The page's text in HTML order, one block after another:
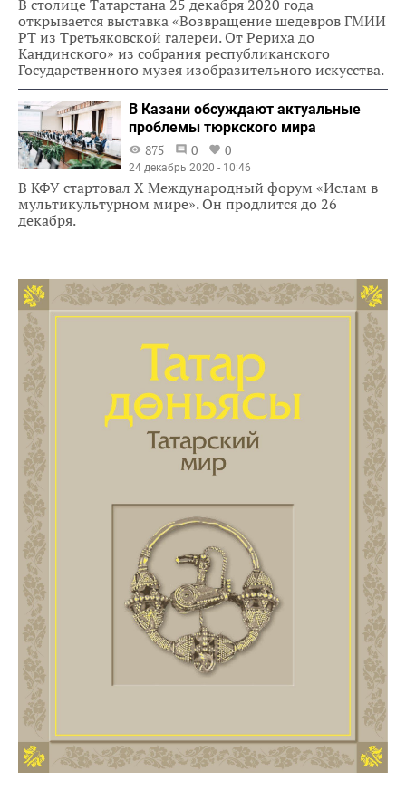
В столице Татарстана 25 декабря 2020 года
открывается выставка «Возвращение шедевров ГМИИ
РТ из Третьяковской галереи. От Рериха до
Кандинского» из собрания республиканского
Государственного музея изобразительного искусства.
В Казани обсуждают актуальные
проблемы тюркского мира
875
0 0
24 декабрь 2020 - 10:46
В КФУ стартовал X Международный форум «Ислам в
мультикультурном мире». Он продлится до 26
декабря.